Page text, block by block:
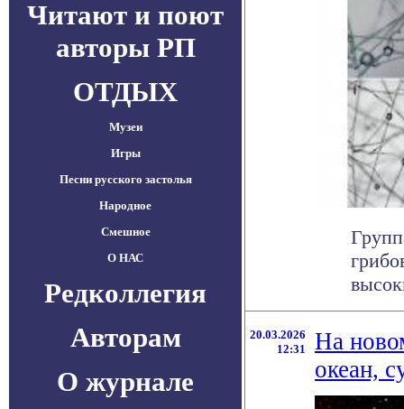
Читают и поют
авторы РП
ОТДЫХ
Музеи
Игры
Песни русского застолья
Народное
Смешное
О НАС
Редколлегия
Авторам
О журнале
20.03.2026
12:31
На
океан,